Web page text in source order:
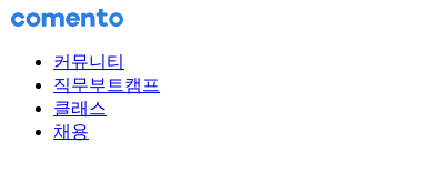
커뮤니티
직무부트캠프
클래스
채용